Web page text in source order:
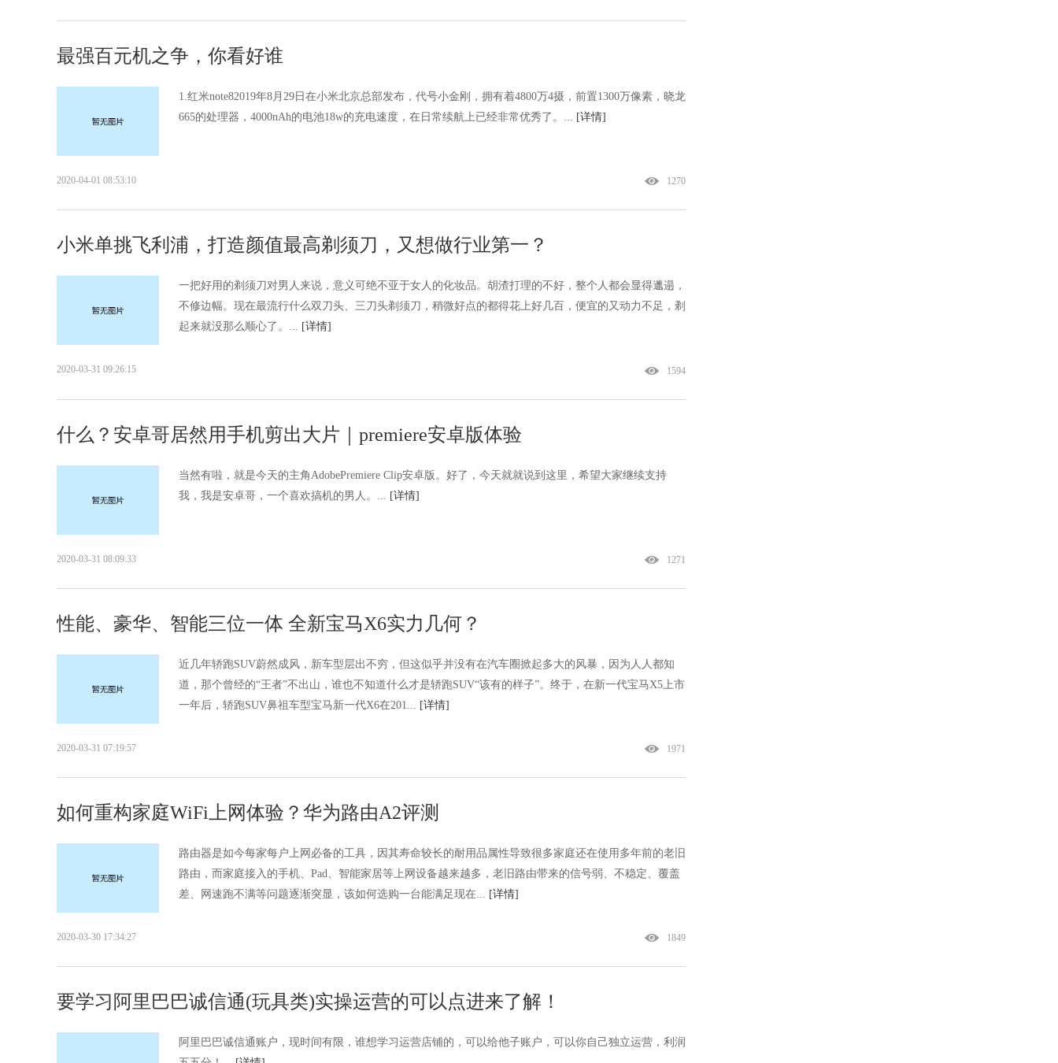
最强百元机之争，你看好谁
1.红米note82019年8月29日在小米北京总部发布，代号小金刚，拥有着4800万4摄，前置1300万像素，晓龙
665的处理器，4000nAh的电池18w的充电速度，在日常续航上已经非常优秀了。... [详情]
1270
2020-04-01 08:53:10
小米单挑飞利浦，打造颜值最高剃须刀，又想做行业第一？
一把好用的剃须刀对男人来说，意义可绝不亚于女人的化妆品。胡渣打理的不好，整个人都会显得邋遢，
不修边幅。现在最流行什么双刀头、三刀头剃须刀，稍微好点的都得花上好几百，便宜的又动力不足，剃
起来就没那么顺心了。... [详情]
1594
2020-03-31 09:26:15
什么？安卓哥居然用手机剪出大片｜premiere安卓版体验
当然有啦，就是今天的主角AdobePremiere Clip安卓版。好了，今天就就说到这里，希望大家继续支持
我，我是安卓哥，一个喜欢搞机的男人。... [详情]
1271
2020-03-31 08:09:33
性能、豪华、智能三位一体 全新宝马X6实力几何？
近几年轿跑SUV蔚然成风，新车型层出不穷，但这似乎并没有在汽车圈掀起多大的风暴，因为人人都知
道，那个曾经的“王者”不出山，谁也不知道什么才是轿跑SUV“该有的样子”。终于，在新一代宝马X5上市
一年后，轿跑SUV鼻祖车型宝马新一代X6在201...
[详情]
1971
2020-03-31 07:19:57
如何重构家庭WiFi上网体验？华为路由A2评测
路由器是如今每家每户上网必备的工具，因其寿命较长的耐用品属性导致很多家庭还在使用多年前的老旧
路由，而家庭接入的手机、Pad、智能家居等上网设备越来越多，老旧路由带来的信号弱、不稳定、覆盖
差、网速跑不满等问题逐渐突显，该如何选购一台能满足现在... [详情]
1849
2020-03-30 17:34:27
要学习阿里巴巴诚信通(玩具类)实操运营的可以点进来了解！
阿里巴巴诚信通账户，现时间有限，谁想学习运营店铺的，可以给他子账户，可以你自己独立运营，利润